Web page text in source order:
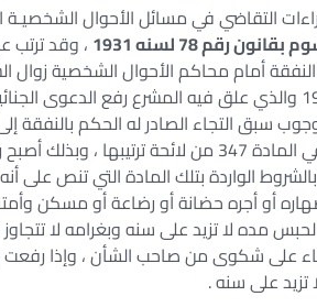
التقاضي في مسائل الأحوال الشخصيـة
رقم 78 لسنه 1931
أمام محاكم الأحوال الشخصية
من المرسوم بقانون رقم 92 لسنه 1937 والذي علق فيه
على وجوب سبق التجاء الصادر له الحكم
واستنفاد الإجراءات المنصوص عليها في المادة 347
بالشروط الواردة بتلك المادة التي تنص
أو أجره حضانة أو رضاعة أو مسكن
مده لا تزيد على سنه وبغرامه لا
بناء على شكوى من صاحب الشأن ، وإذا
على سنه .